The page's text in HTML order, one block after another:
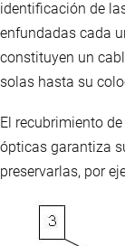
identificación de
enfundadas cada
constituyen un
solas hasta su
El recubrimiento
ópticas garantiza
preservarlas, por